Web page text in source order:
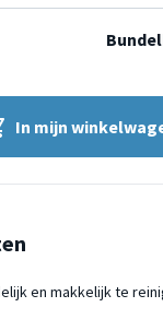
In mijn
en makkelijk te